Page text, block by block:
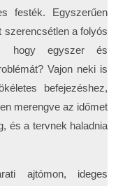
festék. Egyszerűen
szerencsétlen a folyós
hogy egyszer és
Vajon neki is
befejezéshez,
merengve az időmet
és a tervnek haladnia
ajtómon, ideges